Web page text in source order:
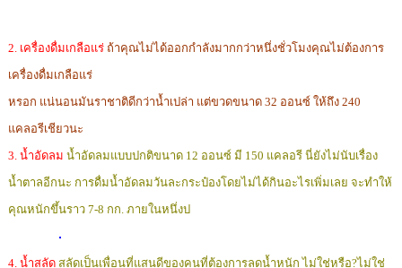
2. เครื่องดื่มเกลือแร ถ้าคุณไม่ได้ออกกำลังมากกว่าหนึ่งชั่วโมงคุณไม่ต้องการ
เครื่องดื่มเกลือแร่
หรอก แน่นอนมันราชาติดีกว่าน้ำเปล่า แต่ขวดขนาด 32 ออนซ์ ให้ถึง 240
แคลอรีเชียวนะ
3. น้ำอัดลม น้ำอัดลมแบบปกติขนาด 12 ออนซ์ มี 150 แคลอรี นี่ยังไม่นับเรื่อง
น้ำตาลอีกนะ การดื่มน้ำอัดลมวันละกระป๋องโดยไม่ได้กินอะไรเพิ่มเลย จะทำให้
คุณหนักขึ้นราว 7-8 กก. ภายในหนึ่งป
4. น้ำสลัด สลัดเป็นเพื่อนที่แสนดีของคนที่ต้องการลดน้ำหนัก ไม่ใช่หรือ?ไม่ใช่